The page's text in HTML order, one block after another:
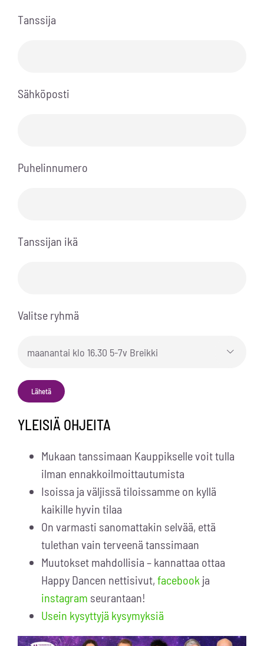
Tanssija
Sähköposti
Puhelinnumero
Tanssijan ikä
Valitse ryhmä

Alternative:
YLEISIÄ OHJEITA
Mukaan tanssimaan Kauppikselle voit tulla
ilman ennakkoilmoittautumista
Isoissa ja väljissä tiloissamme on kyllä
kaikille hyvin tilaa
On varmasti sanomattakin selvää, että
tulethan vain terveenä tanssimaan
Muutokset mahdollisia – kannattaa ottaa
Happy Dancen nettisivut, facebook ja
instagram seurantaan!
Usein kysyttyjä kysymyksiä